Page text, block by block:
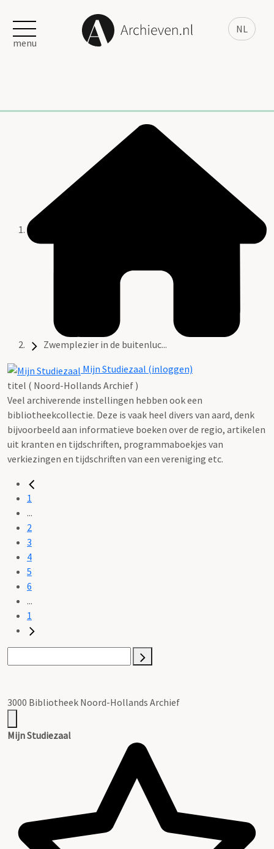
NL
menu
Zwemplezier in de buitenluc...
Mijn Studiezaal (inloggen)
titel ( Noord-Hollands Archief )
Veel archiverende instellingen hebben ook een
bibliotheekcollectie. Deze is vaak heel divers van aard, denk
bijvoorbeeld aan informatieve boeken over de regio, artikelen
uit kranten en tijdschriften, programmaboekjes van
verkiezingen en tijdschriften van een vereniging etc.
1
...
2
3
4
5
6
...
1
3000 Bibliotheek Noord-Hollands Archief
Mijn Studiezaal